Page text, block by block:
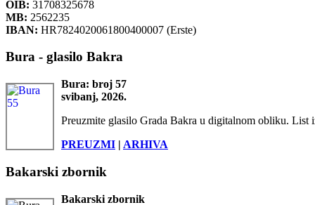
OIB: 31708325678
MB: 2562235
IBAN: HR7824020061800400007 (Erste)
Bura - glasilo Bakra
Bura: broj 57
svibanj, 2026.
Preuzmite glasilo Grada Bakra u digitalnom obliku. List
PREUZMI | ARHIVA
Bakarski zbornik
Bakarski zbornik